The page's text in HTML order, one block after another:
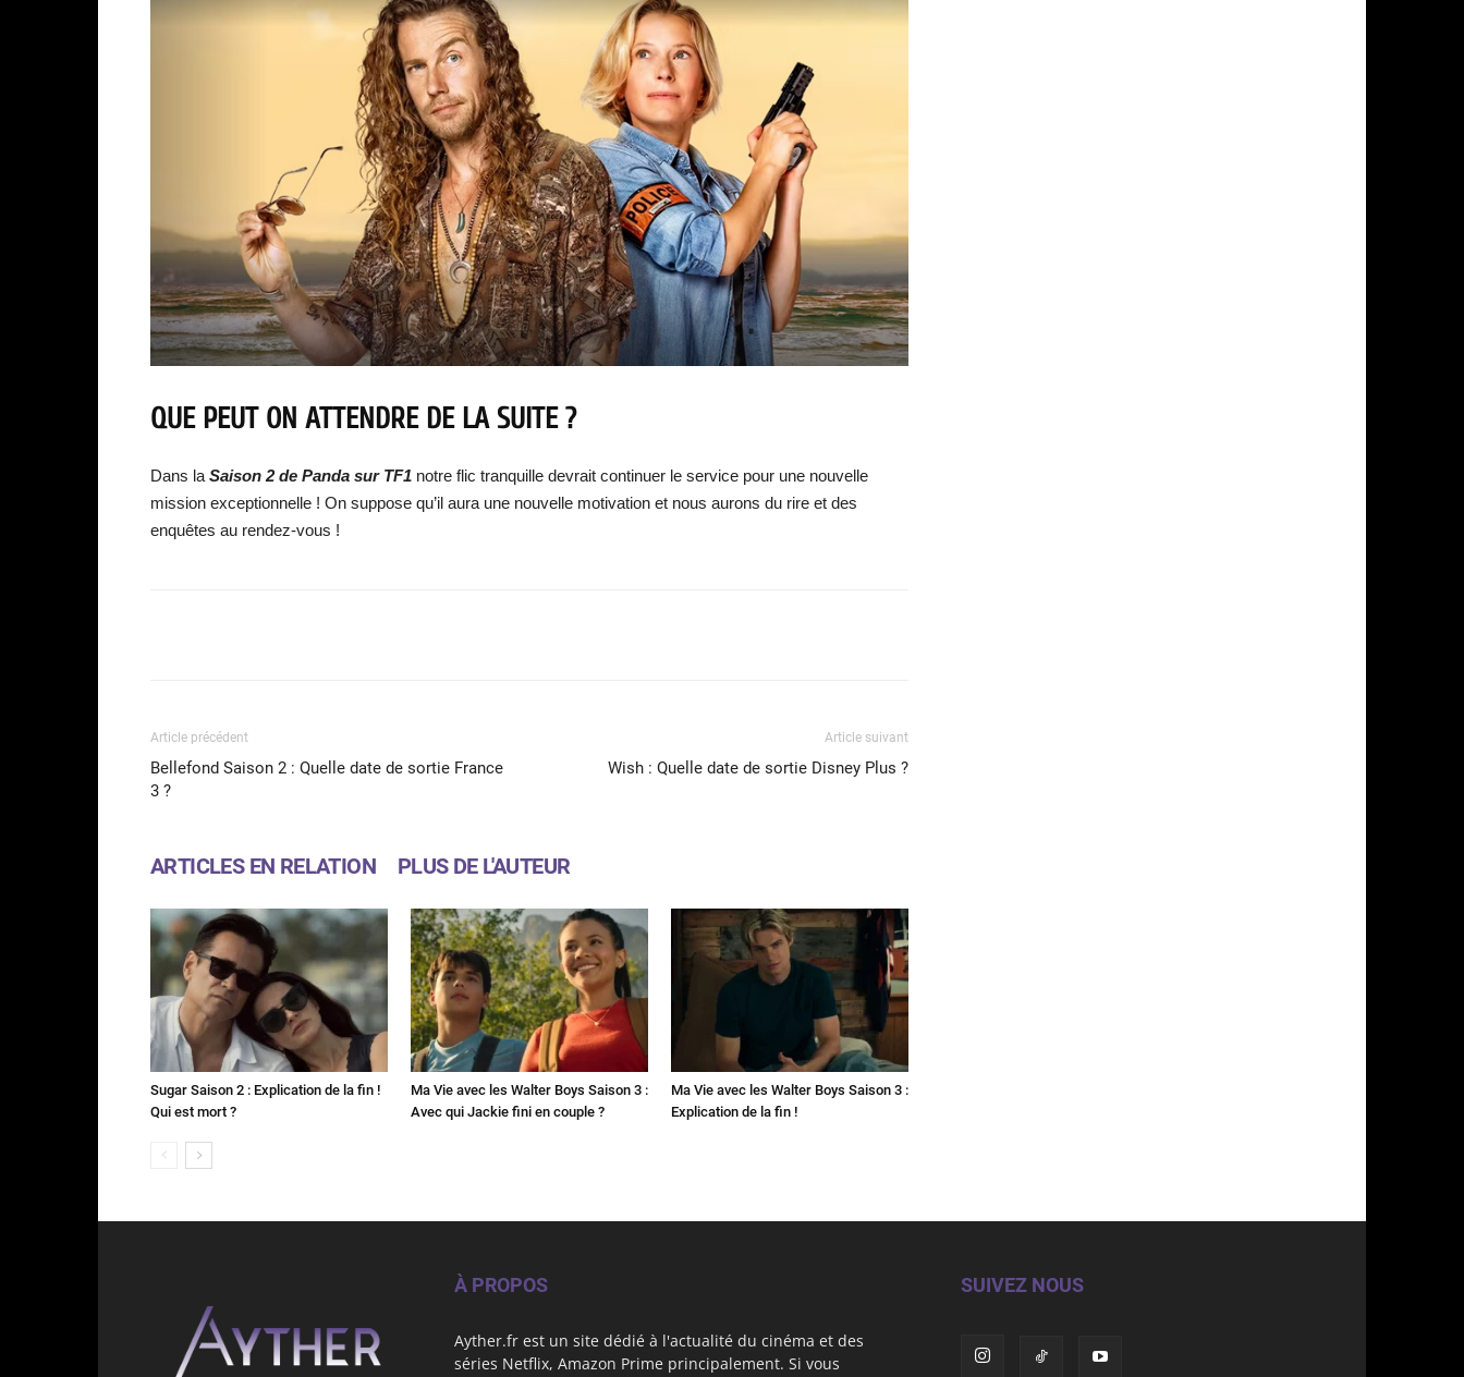
QUE PEUT ON ATTENDRE DE LA SUITE ?
Dans la Saison 2 de Panda sur TF1 notre flic tranquille devrait continuer le service pour une nouvelle
mission exceptionnelle ! On suppose qu’il aura une nouvelle motivation et nous aurons du rire et des
enquêtes au rendez-vous !
Article précédent
Bellefond Saison 2 : Quelle date de sortie France
3 ?
Article suivant
Wish : Quelle date de sortie Disney Plus ?
ARTICLES EN RELATION PLUS DE L'AUTEUR
Sugar Saison 2 : Explication de la fin !
Qui est mort ?
Ma Vie avec les Walter Boys Saison 3 :
Avec qui Jackie fini en couple ?
Ma Vie avec les Walter Boys Saison 3 :
Explication de la fin !
À PROPOS
Ayther.fr est un site dédié à l'actualité du cinéma et des
séries Netflix, Amazon Prime principalement. Si vous
SUIVEZ NOUS